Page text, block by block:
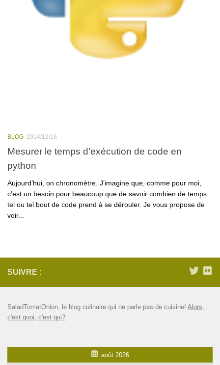
BLOG 2014/12/16
Mesurer le temps d’exécution de code en
python
Aujourd’hui, on chronomètre. J’imagine que, comme pour moi,
c’est un besoin pour beaucoup que de savoir combien de temps
tel ou tel bout de code prend à se dérouler. Je vous propose de
voir...
SUIVRE :
SaladTomatOnion, le blog culinaire qui ne parle pas de cuisine! Alors,
c'est quoi, c'est qui?
août 2026